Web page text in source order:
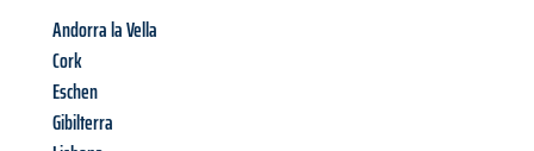
Andorra la Vella
Cork
Eschen
Gibilterra